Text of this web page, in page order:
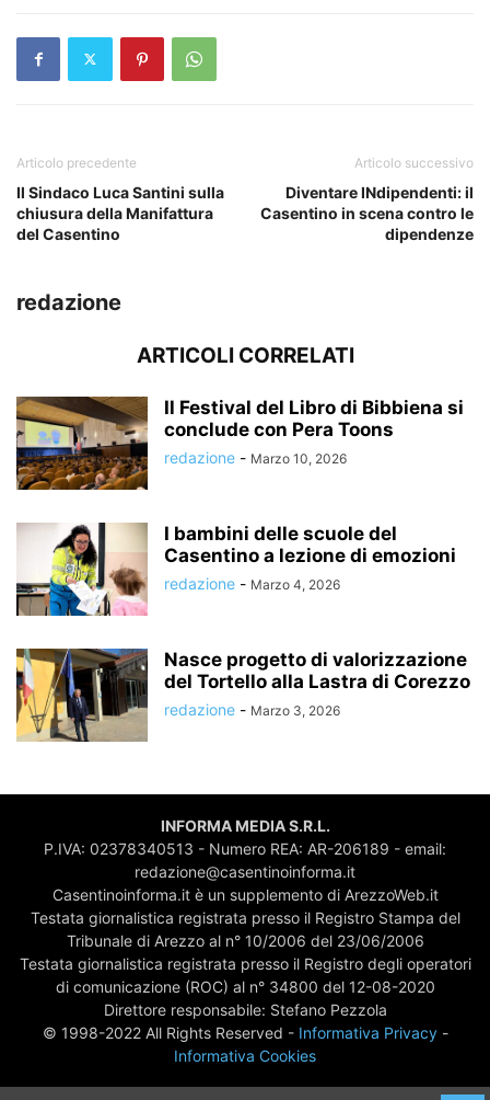
Articolo precedente
Il Sindaco Luca Santini sulla
chiusura della Manifattura
del Casentino
Articolo successivo
Diventare INdipendenti: il
Casentino in scena contro le
dipendenze
redazione
ARTICOLI CORRELATI
Il Festival del Libro di Bibbiena si
conclude con Pera Toons
redazione - Marzo 10, 2026
I bambini delle scuole del
Casentino a lezione di emozioni
redazione - Marzo 4, 2026
Nasce progetto di valorizzazione
del Tortello alla Lastra di Corezzo
redazione - Marzo 3, 2026
INFORMA MEDIA S.R.L.
P.IVA: 02378340513 - Numero REA: AR-206189 - email:
redazione@casentinoinforma.it
Casentinoinforma.it è un supplemento di ArezzoWeb.it
Testata giornalistica registrata presso il Registro Stampa del
Tribunale di Arezzo al n° 10/2006 del 23/06/2006
Testata giornalistica registrata presso il Registro degli operatori
di comunicazione (ROC) al n° 34800 del 12-08-2020
Direttore responsabile: Stefano Pezzola
© 1998-2022 All Rights Reserved - Informativa Privacy-
Informativa Cookies